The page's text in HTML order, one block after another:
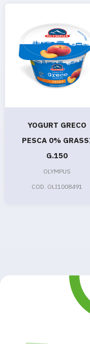
YOGURT GRECO
PESCA 0%
G.150
OLYMPUS
COD. OLI1008491